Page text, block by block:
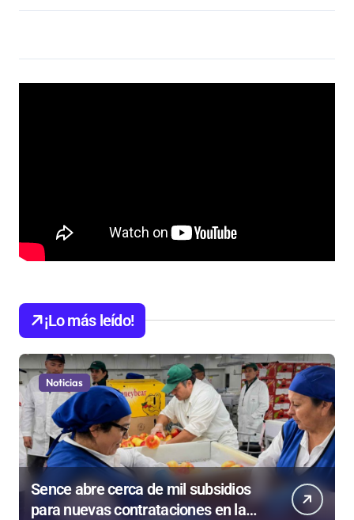
¡Lo más leído!
Noticias
Sence abre cerca de mil subsidios
para nuevas contrataciones en la